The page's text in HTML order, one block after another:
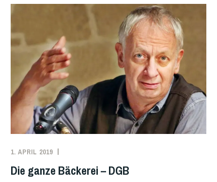
1. APRIL 2019
WOLF
KLIMA
KLIMAPROTESTE,
Die ganze Bäckerei – DGB